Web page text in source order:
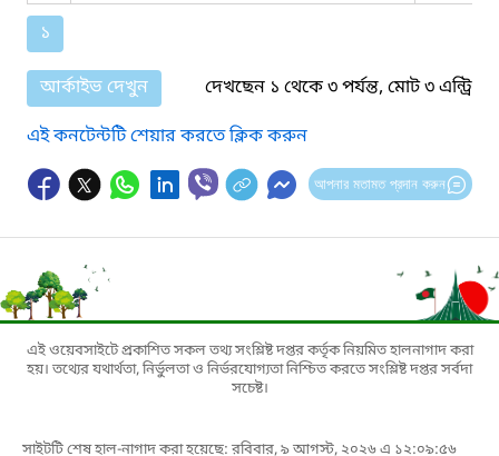
১
আর্কাইভ দেখুন
দেখছেন ১ থেকে ৩ পর্যন্ত, মোট ৩ এন্ট্রি
এই কনটেন্টটি শেয়ার করতে ক্লিক করুন
আপনার মতামত প্রদান করুন
এই ওয়েবসাইটে প্রকাশিত সকল তথ্য সংশ্লিষ্ট দপ্তর কর্তৃক নিয়মিত হালনাগাদ করা
হয়। তথ্যের যথার্থতা, নির্ভুলতা ও নির্ভরযোগ্যতা নিশ্চিত করতে সংশ্লিষ্ট দপ্তর সর্বদা
সচেষ্ট।
সাইটটি শেষ হাল-নাগাদ করা হয়েছে: রবিবার, ৯ আগস্ট, ২০২৬ এ ১২:০৯:৫৬